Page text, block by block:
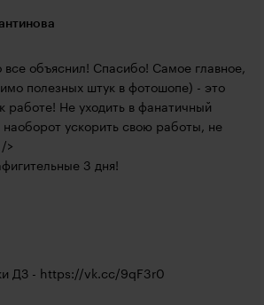
все объяснил! Спасибо! Самое главное,
полезных штук в фотошопе) - это
работе! Не уходить в фанатичный
ускорить свою работы, не
>
3 дня!
ДЗ - https://vk.cc/9qF3r0